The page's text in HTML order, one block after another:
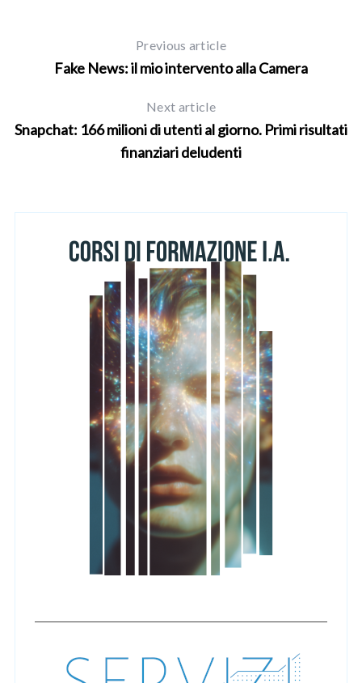
Previous article
Fake News: il mio intervento alla Camera
Next article
Snapchat: 166 milioni di utenti al giorno. Primi risultati
finanziari deludenti